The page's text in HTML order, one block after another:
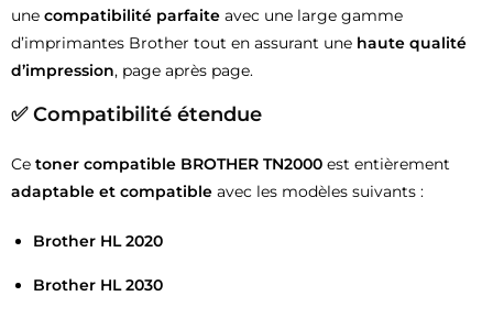
une compatibilité parfaite avec une large gamme
d’imprimantes Brother tout en assurant une haute qualité
d’impression, page après page.
✅ Compatibilité étendue
Ce toner compatible BROTHER TN2000 est entièrement
adaptable et compatible avec les modèles suivants :
Brother HL 2020
Brother HL 2030